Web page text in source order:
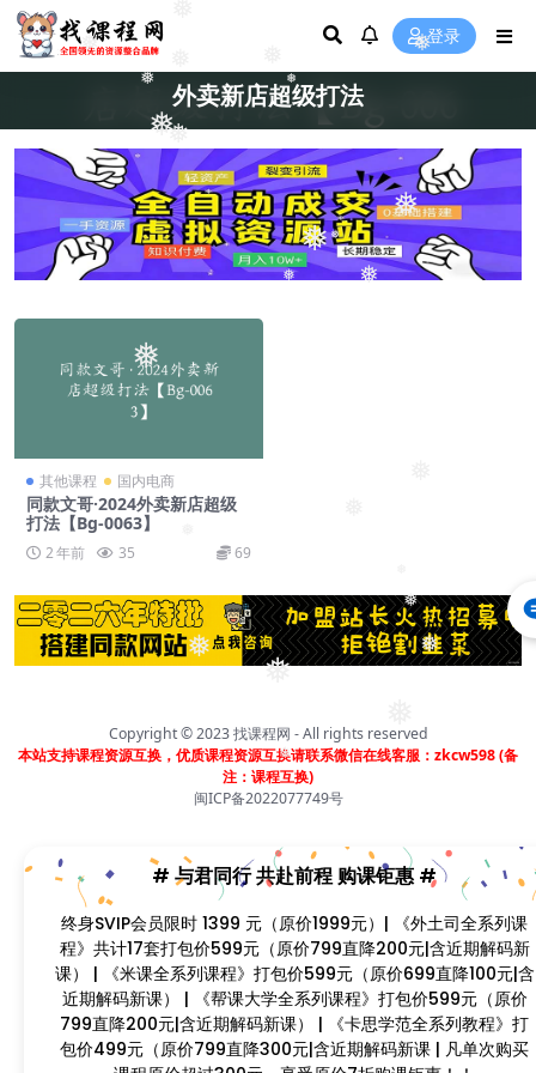
❅
❅
❅
❅
❅
❅
❅
❅
❅
❅
❅
❅
❅
❅
❅
❅❅
❅
❅
❅
❅ ❅
登录
外卖新店超级打法
其他课程 国内电商
同款文哥·2024外卖新店超级
打法【Bg-0063】
2 年前 35 69
Copyright © 2023找课程网 - All rights reserved
本站支持课程资源互换，优质课程资源互换请联系微信在线客服：zkcw598 (备
注：课程互换)
闽ICP备2022077749号
# 与君同行 共赴前程 购课钜惠 #
终身SVIP会员限时 1399 元（原价1999元）| 《外土司全系列课
程》共计17套打包价599元（原价799直降200元|含近期解码新
课） | 《米课全系列课程》打包价599元（原价699直降100元|
含近期解码新课） | 《帮课大学全系列课程》打包价599元（原
价799直降200元|含近期解码新课） | 《卡思学范全系列教程》
打包价499元（原价799直降300元|含近期解码新课 | 凡单次购
买课程原价超过300元，享受原价7折购课钜惠！！